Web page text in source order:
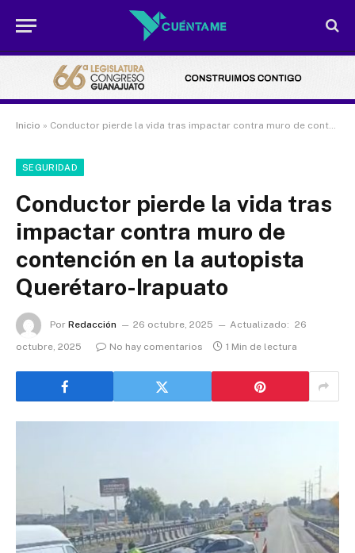
Inicio » Conductor pierde la vida tras impactar contra muro de contención en la autopista Querétaro-Irapuato
SEGURIDAD
Conductor pierde la vida tras
impactar contra muro de
contención en la autopista
Querétaro-Irapuato
Por Redacción 26 octubre, 2025 Actualizado: 26
octubre, 2025
No hay comentarios 1 Min de lectura